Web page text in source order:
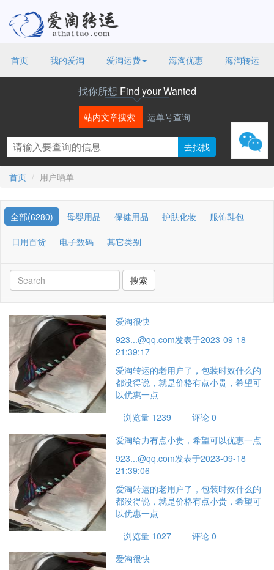
首页 我的爱淘 爱淘运费 海淘优惠 海淘转运
找你所想 Find your Wanted
站内文章搜索 运单号查询
首页 用户晒单
全部(6280) 母婴用品 保健用品 护肤化妆 服饰鞋包
日用百货 电子数码 其它类别
搜索
爱淘很快
923...@qq.com发表于2023-09-18
21:39:17
爱淘转运的老用户了，包装时效什么的
都没得说，就是价格有点小贵，希望可
以优惠一点
浏览量 1239
评论 0
爱淘给力有点小贵，希望可以优惠一点
923...@qq.com发表于2023-09-18
21:39:06
爱淘转运的老用户了，包装时效什么的
都没得说，就是价格有点小贵，希望可
以优惠一点
浏览量 1027
评论 0
爱淘很快